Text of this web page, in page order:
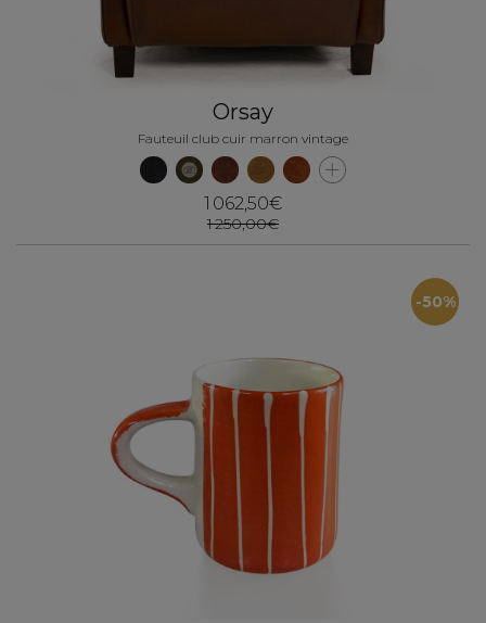
Orsay
Fauteuil club cuir marron vintage
1 062,50€
1 250,00€
-50%